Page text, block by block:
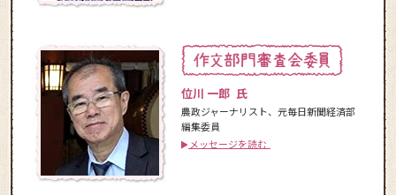
位川 一郎 氏
農政ジャーナリスト、元毎日新聞経済部
編集委員
メッセージを読む